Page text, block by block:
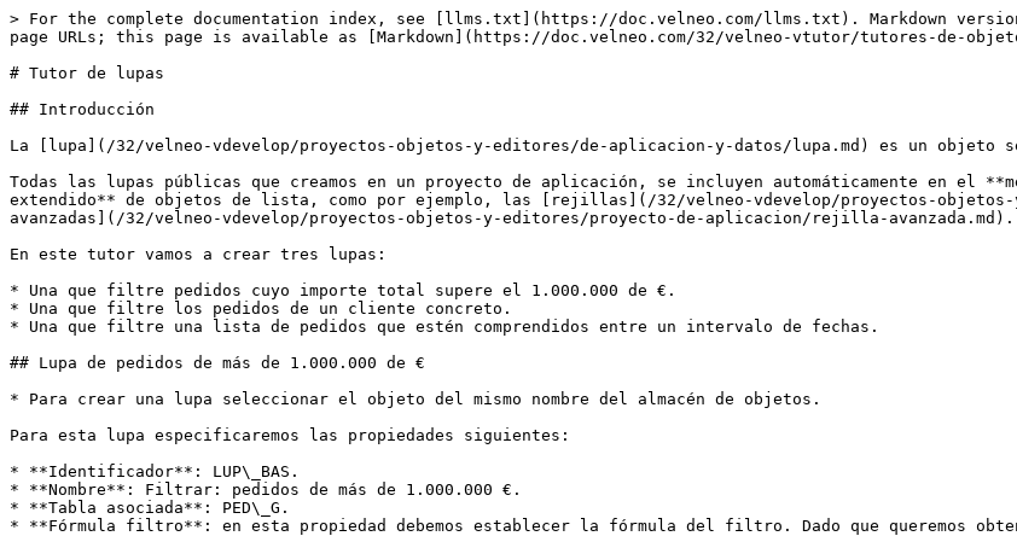
> For the complete documentation index, see [llms.txt](https://doc.velneo.com/llms.txt). Markdown
page URLs; this page is available as [Markdown](https://doc.velneo.com/32/velneo-vtutor/tutores-de-
# Tutor de lupas
## Introducción
La [lupa](/32/velneo-vdevelop/proyectos-objetos-y-editores/de-aplicacion-y-datos/lupa.md) es un
Todas las lupas públicas que creamos en un proyecto de aplicación, se incluyen automáticamente en el
extendido** de objetos de lista, como por ejemplo, las [rejillas](/32/velneo-vdevelop/proyectos-
avanzadas](/32/velneo-vdevelop/proyectos-objetos-y-editores/proyecto-de-aplicacion/rejilla-avanzada.md).
En este tutor vamos a crear tres lupas:
* Una que filtre pedidos cuyo importe total supere el 1.000.000 de €.
* Una que filtre los pedidos de un cliente concreto.
* Una que filtre una lista de pedidos que estén comprendidos entre un intervalo de fechas.
## Lupa de pedidos de más de 1.000.000 de €
* Para crear una lupa seleccionar el objeto del mismo nombre del almacén de objetos.
Para esta lupa especificaremos las propiedades siguientes:
* **Identificador**: LUP\_BAS.
* **Nombre**: Filtrar: pedidos de más de 1.000.000 €.
* **Tabla asociada**: PED\_G.
* **Fórmula filtro**: en esta propiedad debemos establecer la fórmula del filtro. Dado que queremos